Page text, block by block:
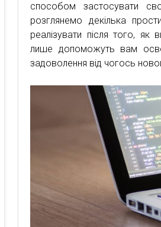
способом застосувати
розглянемо декілька
реалізувати після того, як
лише допоможуть вам
задоволення від чогось